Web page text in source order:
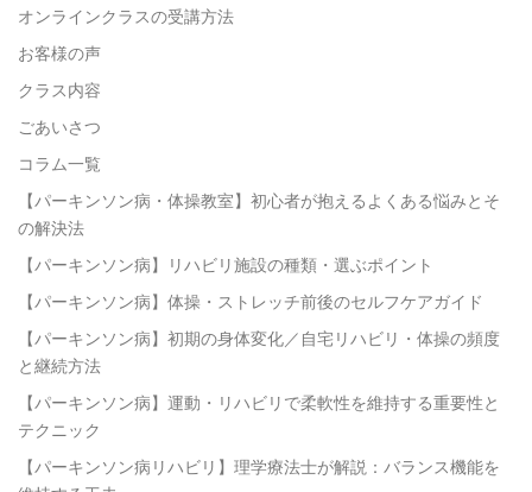
オンラインクラスの受講方法
お客様の声
クラス内容
ごあいさつ
コラム一覧
【パーキンソン病・体操教室】初心者が抱えるよくある悩みとそ
の解決法
【パーキンソン病】リハビリ施設の種類・選ぶポイント
【パーキンソン病】体操・ストレッチ前後のセルフケアガイド
【パーキンソン病】初期の身体変化／自宅リハビリ・体操の頻度
と継続方法
【パーキンソン病】運動・リハビリで柔軟性を維持する重要性と
テクニック
【パーキンソン病リハビリ】理学療法士が解説：バランス機能を